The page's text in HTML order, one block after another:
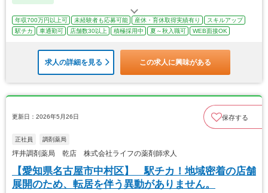
年収700万円以上可 未経験者も応募可能 産休・育休取得実績有り
スキルアップ
駅チカ
車通勤可 店舗数30以上 積極採用中 夏～秋入職可 WEB面接OK
求人の詳細を見る この求人に興味がある
更新日：2026年5月26日 保存する
正社員 調剤薬局
坪井調剤薬局 乾店 株式会社ライフの薬剤師求人
【愛知県名古屋市中村区】 駅チカ！地域密着の店舗
展開のため、転居を伴う異動がありません。